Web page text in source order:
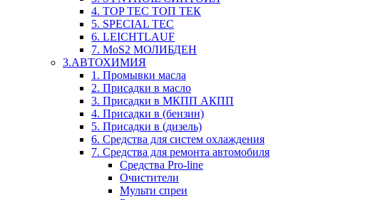
4. TOP TEC ТОП ТЕК
5. SPECIAL TEC
6. LEICHTLAUF
7. MoS2 МОЛИБДЕН
3.АВТОХИМИЯ
1. Промывки масла
2. Присадки в масло
3. Присадки в МКПП АКПП
4. Присадки в (бензин)
5. Присадки в (дизель)
6. Средства для систем охлаждения
7. Средства для ремонта автомобиля
Средства Pro-line
Очистители
Мульти спреи